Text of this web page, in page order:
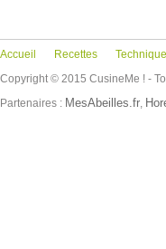
Accueil Recettes
Copyright © 2015 CusineMe ! -
Partenaires : MesAbeilles.fr,